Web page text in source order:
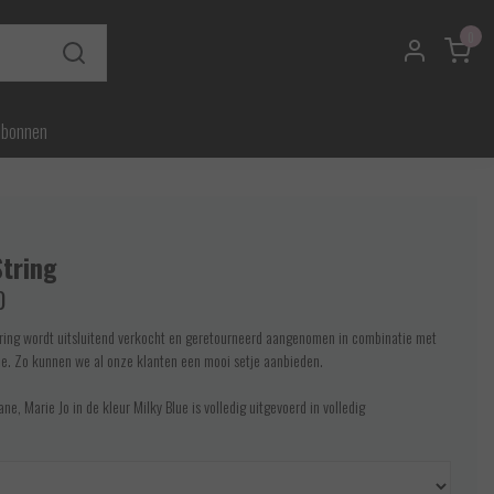
wordt uitsluitend verkocht en geretourneerd aangenomen in combinatie met
Zo kunnen we al onze klanten een mooi setje aanbieden.
Marie Jo in de kleur Milky Blue is volledig uitgevoerd in volledig